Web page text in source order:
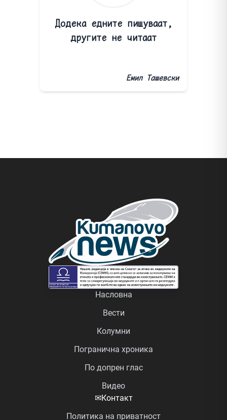
Додека едните пишуваат,
другите не читаат
Емил Ташевски
Насловна
Вести
Колумни
Погранична хроника
По допрен глас
Видео
✉Контакт
Политика на приватност